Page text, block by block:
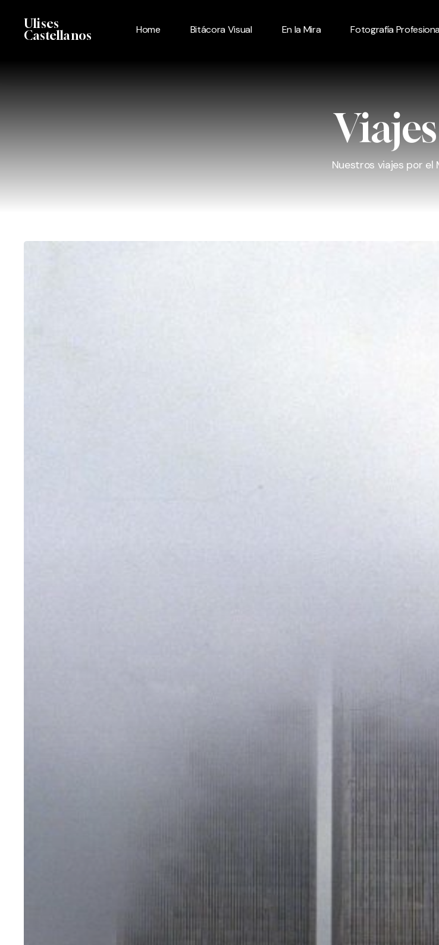
Ulises
Castellanos
Home Bitácora Visual En la Mira Fotografía
Viajes
Nuestros viajes por el